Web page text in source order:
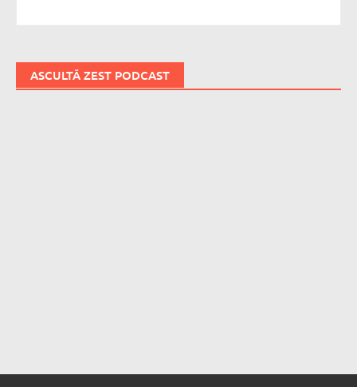
ASCULTĂ ZEST PODCAST